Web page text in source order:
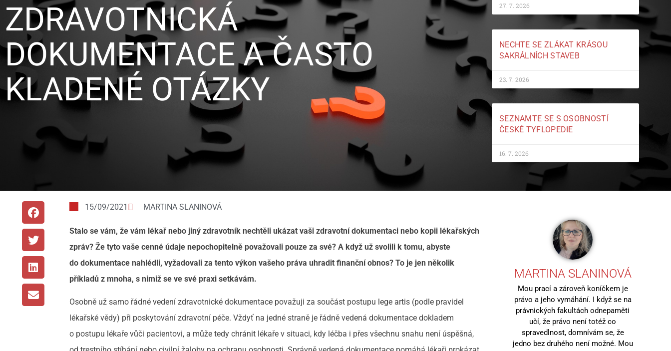
ZDRAVOTNICKÁ
DOKUMENTACE A ČASTO
KLADENÉ OTÁZKY
27. 7. 2026
NECHTE SE ZLÁKAT KRÁSOU
SAKRÁLNÍCH STAVEB
23. 7. 2026
SEZNAMTE SE S OSOBNOSTÍ
ČESKÉ TYFLOPEDIE
16. 7. 2026
15/09/2021 MARTINA SLANINOVÁ
Stalo se vám, že vám lékař nebo jiný zdravotník nechtěli ukázat vaši zdravotní dokumentaci nebo kopii lékařských
zpráv? Že tyto vaše cenné údaje nepochopitelně považovali pouze za své? A když už svolili k tomu, abyste
do dokumentace nahlédli, vyžadovali za tento výkon vašeho práva uhradit finanční obnos? To je jen několik
příkladů z mnoha, s nimiž se ve své praxi setkávám.
Osobně už samo řádné vedení zdravotnické dokumentace považuji za součást postupu lege artis (podle pravidel
lékařské vědy) při poskytování zdravotní péče. Vždyť na jedné straně je řádně vedená dokumentace dokladem
o postupu lékaře vůči pacientovi, a může tedy chránit lékaře v situaci, kdy léčba i přes všechnu snahu není úspěšná,
MARTINA SLANINOVÁ
Mou prací a zároveň koníčkem je
právo a jeho vymáhání. I když se na
právnických fakultách odnepaměti
učí, že právo není totéž co
spravedlnost, domnívám se, že
jedno bez druhého není možné. Mou